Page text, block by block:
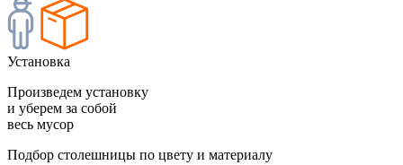
Установка
Произведем установку
и уберем за собой
весь мусор
Подбор столешницы по цвету и материалу